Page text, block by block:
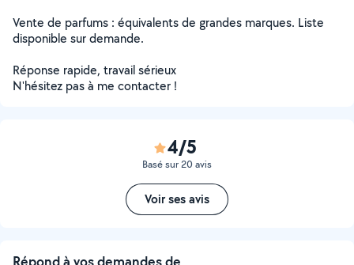
Vente de parfums : équivalents de grandes marques. Liste
disponible sur demande.
Réponse rapide, travail sérieux
N'hésitez pas à me contacter !
4/5
Basé sur 20 avis
Voir ses avis